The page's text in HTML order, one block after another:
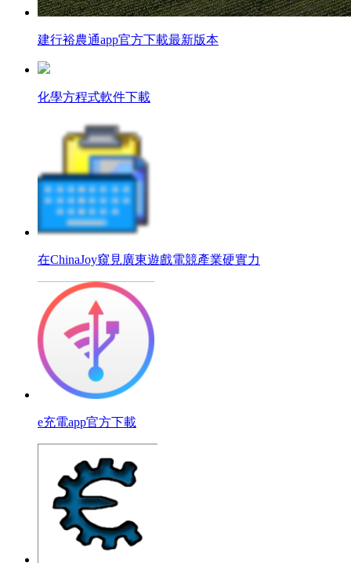
建行裕農通app官方下載最新版本
化學方程式軟件下載
在ChinaJoy窺見廣東遊戲電競產業硬實力
e充電app官方下載